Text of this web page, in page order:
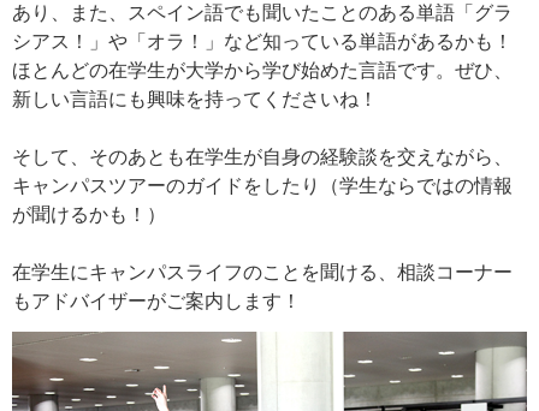
あり、また、スペイン語でも聞いたことのある単語「グラ
シアス！」や「オラ！」など知っている単語があるかも！
ほとんどの在学生が大学から学び始めた言語です。ぜひ、
新しい言語にも興味を持ってくださいね！
そして、そのあとも在学生が自身の経験談を交えながら、
キャンパスツアーのガイドをしたり（学生ならではの情報
が聞けるかも！）
在学生にキャンパスライフのことを聞ける、相談コーナー
もアドバイザーがご案内します！